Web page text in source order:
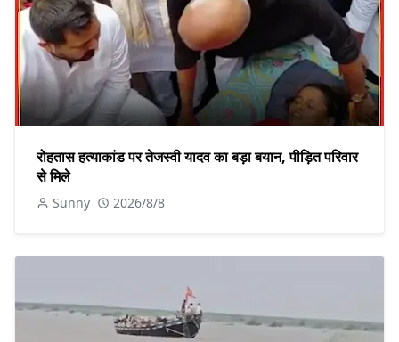
रोहतास हत्याकांड पर तेजस्वी यादव का बड़ा बयान, पीड़ित परिवार
से मिले
Sunny 2026/8/8